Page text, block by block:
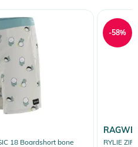
18 Boardshort bone RYLIE
-58%